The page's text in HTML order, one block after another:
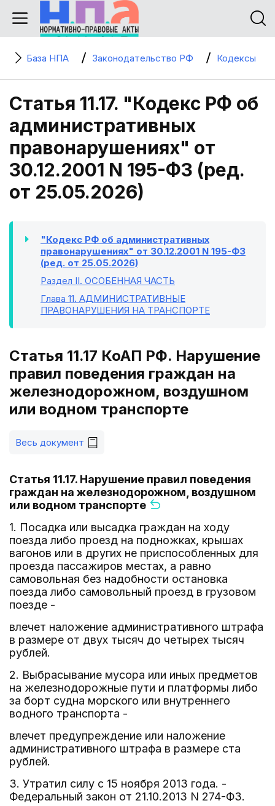
База НПА Законодательство РФ Кодексы
Статья 11.17. "Кодекс РФ об
административных
правонарушениях" от
30.12.2001 N 195-ФЗ (ред.
от 25.05.2026)
"Кодекс РФ об административных
правонарушениях" от 30.12.2001 N 195-ФЗ
(ред. от 25.05.2026)
Раздел II. ОСОБЕННАЯ ЧАСТЬ
Глава 11. АДМИНИСТРАТИВНЫЕ
ПРАВОНАРУШЕНИЯ НА ТРАНСПОРТЕ
Статья 11.17 КоАП РФ. Нарушение
правил поведения граждан на
железнодорожном, воздушном
или водном транспорте
Весь документ
Статья 11.17. Нарушение правил поведения
граждан на железнодорожном, воздушном
или водном транспорте
1. Посадка или высадка граждан на ходу
поезда либо проезд на подножках, крышах
вагонов или в других не приспособленных для
проезда пассажиров местах, а равно
самовольная без надобности остановка
поезда либо самовольный проезд в грузовом
поезде -
влечет наложение административного штрафа
в размере от двух тысяч до четырех тысяч
рублей.
2. Выбрасывание мусора или иных предметов
на железнодорожные пути и платформы либо
за борт судна морского или внутреннего
водного транспорта -
влечет предупреждение или наложение
административного штрафа в размере ста
рублей.
3. Утратил силу с 15 ноября 2013 года. -
Федеральный закон от 21.10.2013 N 274-ФЗ.